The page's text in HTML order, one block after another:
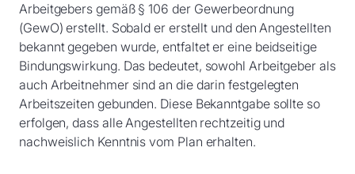
Arbeitgebers gemäß § 106 der Gewerbeordnung
(GewO) erstellt. Sobald er erstellt und den Angestellten
bekannt gegeben wurde, entfaltet er eine beidseitige
Bindungswirkung. Das bedeutet, sowohl Arbeitgeber als
auch Arbeitnehmer sind an die darin festgelegten
Arbeitszeiten gebunden. Diese Bekanntgabe sollte so
erfolgen, dass alle Angestellten rechtzeitig und
nachweislich Kenntnis vom Plan erhalten.